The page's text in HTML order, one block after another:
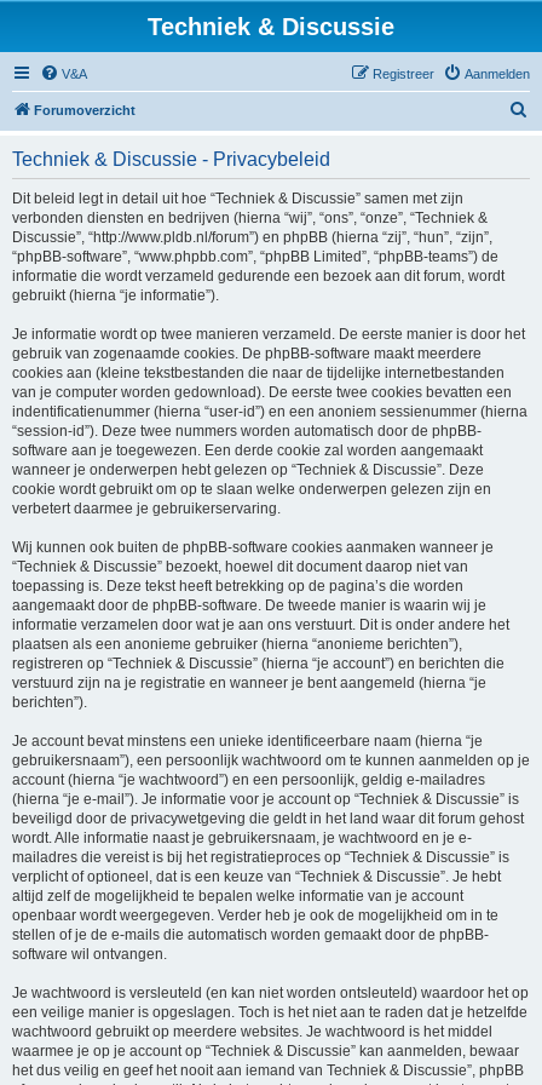
Techniek & Discussie
V&A Aanmelden
Registreer
Forumoverzicht
Techniek & Discussie - Privacybeleid
Dit beleid legt in detail uit hoe “Techniek & Discussie” samen met zijn
verbonden diensten en bedrijven (hierna “wij”, “ons”, “onze”, “Techniek &
Discussie”, “http://www.pldb.nl/forum”) en phpBB (hierna “zij”, “hun”, “zijn”,
“phpBB-software”, “www.phpbb.com”, “phpBB Limited”, “phpBB-teams”) de
informatie die wordt verzameld gedurende een bezoek aan dit forum, wordt
gebruikt (hierna “je informatie”).
Je informatie wordt op twee manieren verzameld. De eerste manier is door het
gebruik van zogenaamde cookies. De phpBB-software maakt meerdere
cookies aan (kleine tekstbestanden die naar de tijdelijke internetbestanden
van je computer worden gedownload). De eerste twee cookies bevatten een
indentificatienummer (hierna “user-id”) en een anoniem sessienummer (hierna
“session-id”). Deze twee nummers worden automatisch door de phpBB-
software aan je toegewezen. Een derde cookie zal worden aangemaakt
wanneer je onderwerpen hebt gelezen op “Techniek & Discussie”. Deze
cookie wordt gebruikt om op te slaan welke onderwerpen gelezen zijn en
verbetert daarmee je gebruikerservaring.
Wij kunnen ook buiten de phpBB-software cookies aanmaken wanneer je
“Techniek & Discussie” bezoekt, hoewel dit document daarop niet van
toepassing is. Deze tekst heeft betrekking op de pagina’s die worden
aangemaakt door de phpBB-software. De tweede manier is waarin wij je
informatie verzamelen door wat je aan ons verstuurt. Dit is onder andere het
plaatsen als een anonieme gebruiker (hierna “anonieme berichten”),
registreren op “Techniek & Discussie” (hierna “je account”) en berichten die
verstuurd zijn na je registratie en wanneer je bent aangemeld (hierna “je
berichten”).
Je account bevat minstens een unieke identificeerbare naam (hierna “je
gebruikersnaam”), een persoonlijk wachtwoord om te kunnen aanmelden op je
account (hierna “je wachtwoord”) en een persoonlijk, geldig e-mailadres
(hierna “je e-mail”). Je informatie voor je account op “Techniek & Discussie” is
beveiligd door de privacywetgeving die geldt in het land waar dit forum gehost
wordt. Alle informatie naast je gebruikersnaam, je wachtwoord en je e-
mailadres die vereist is bij het registratieproces op “Techniek & Discussie” is
verplicht of optioneel, dat is een keuze van “Techniek & Discussie”. Je hebt
altijd zelf de mogelijkheid te bepalen welke informatie van je account
openbaar wordt weergegeven. Verder heb je ook de mogelijkheid om in te
stellen of je de e-mails die automatisch worden gemaakt door de phpBB-
software wil ontvangen.
Je wachtwoord is versleuteld (en kan niet worden ontsleuteld) waardoor het op
een veilige manier is opgeslagen. Toch is het niet aan te raden dat je hetzelfde
wachtwoord gebruikt op meerdere websites. Je wachtwoord is het middel
waarmee je op je account op “Techniek & Discussie” kan aanmelden, bewaar
het dus veilig en geef het nooit aan iemand van Techniek & Discussie”, phpBB